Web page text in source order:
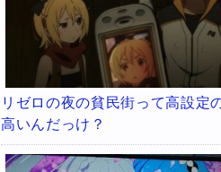
リゼロの夜の貧民街って高設定
高いんだっけ？